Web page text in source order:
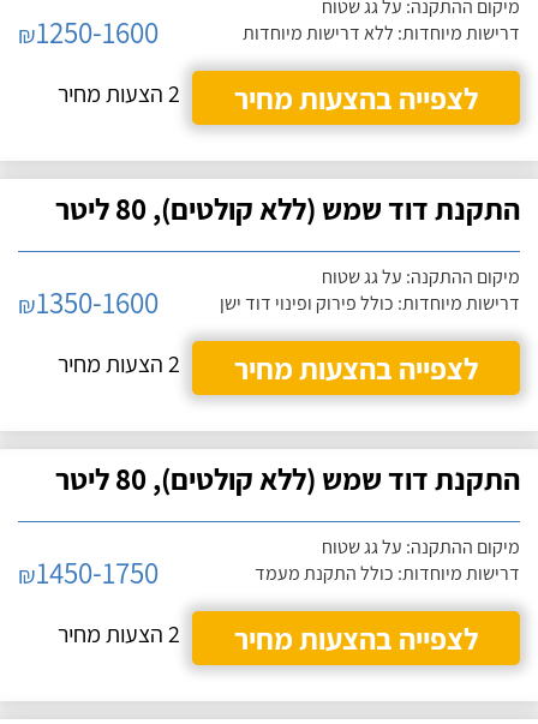
מיקום ההתקנה: על גג שטוח
דרישות מיוחדות: ללא דרישות מיוחדות
₪1250-1600
לצפייה בהצעות מחיר
2 הצעות מחיר
התקנת דוד שמש (ללא קולטים), 80 ליטר
מיקום ההתקנה: על גג שטוח
דרישות מיוחדות: כולל פירוק ופינוי דוד ישן
₪1350-1600
לצפייה בהצעות מחיר
2 הצעות מחיר
התקנת דוד שמש (ללא קולטים), 80 ליטר
מיקום ההתקנה: על גג שטוח
דרישות מיוחדות: כולל התקנת מעמד
₪1450-1750
לצפייה בהצעות מחיר
2 הצעות מחיר